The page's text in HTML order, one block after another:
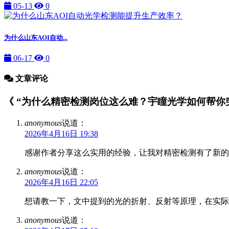
05-13 0
为什么山东AOI自动...
06-17 0
文章评论
《 “为什么精密检测岗位这么难？宇瞳光学如何帮
anonymous说道：
2026年4月16日 19:38
感谢作者分享这么实用的经验，让我对精密检测有了新
anonymous说道：
2026年4月16日 22:05
想请教一下，文中提到的光的折射、反射等原理，在实
anonymous说道：